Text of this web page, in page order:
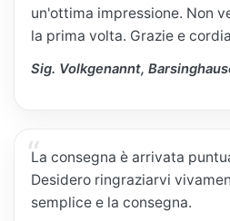
un'ottima impressione. Non
la prima volta. Grazie e
Sig. Volkgenannt,
La consegna è arrivata
Desidero ringraziarvi
semplice e la consegna.